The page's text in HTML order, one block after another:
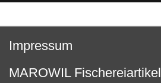
Impressum
MAROWIL Fischereiartikel